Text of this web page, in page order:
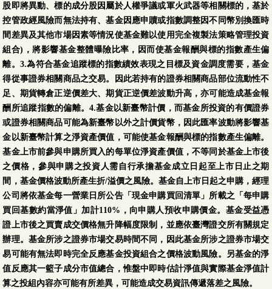
股即將異動、標的成分股因屬於人權爭議或軍火武器等相關標的，基於
控管政經風險而無法持有、基金因應申贖或指數調整因不同幣別換匯時
間差異及其他市場因素等情況使基金難以使用完全複製法策略管理投資
組合)，將影響基金整體曝險比率，因而使基金報酬與標的指數產生偏
離。3.為符合基金追蹤標的指數績效表現之目標及資金調度需要，基金
得從事證券相關商品之交易。因此若持有的證券相關商品部位流動性不
足、期貨轉倉正逆價差大、期貨正逆價差波動升高，亦可能造成基金報
酬所追蹤指數的偏離。4.基金以新臺幣計價，而基金所投資的有價證券
或證券相關商品可能為新臺幣以外之計價貨幣，因此匯率波動將影響基
金以新臺幣計算之淨資產價值，可能使基金報酬與標的指數產生偏離。
基金上市前參與申購所買入的每單位淨資產價值，不等同於基金上市後
之價格，參與申購之投資人需自行承擔基金成立日起至上市日止之期
間，基金價格波動所產生折/溢價之風險。基金自上市日起之申購，經理
公司將依基金每一營業日所公告「現金申購買回清單」所載之「每申購
買回基數約當淨值」加計110%，向申購人預收申購價金。基金受益憑
證上市後之買賣成交價格無升降幅度限制，並應依臺灣證交所有關規定
辦理。基金所涉之證券市場交易時間不同，因此基金所涉之證券市場交
易可能有無法即時完全反應基金投資組合之價格波動風險。另基金的淨
值反應其一籃子成分市值總合，惟盤中即時估計淨值與實際基金淨值計
算之投組內容亦可能有所差異，可能造成交易資訊傳遞落差之風險。